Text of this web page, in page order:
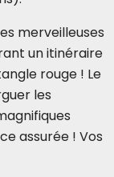
merveilleuses
un itinéraire
rouge ! Le
les
assurée ! Vos